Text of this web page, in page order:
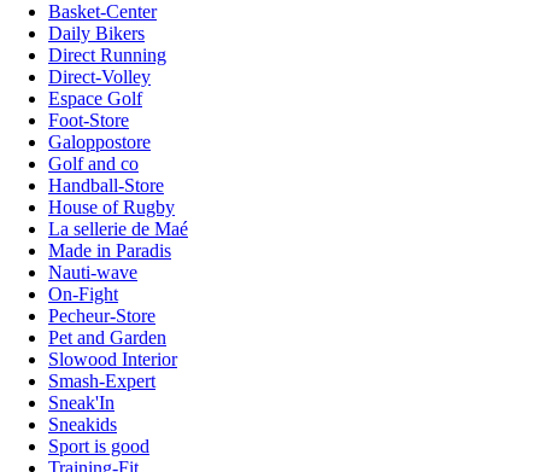
Basket-Center
Daily Bikers
Direct Running
Direct-Volley
Espace Golf
Foot-Store
Galoppostore
Golf and co
Handball-Store
House of Rugby
La sellerie de Maé
Made in Paradis
Nauti-wave
On-Fight
Pecheur-Store
Pet and Garden
Slowood Interior
Smash-Expert
Sneak'In
Sneakids
Sport is good